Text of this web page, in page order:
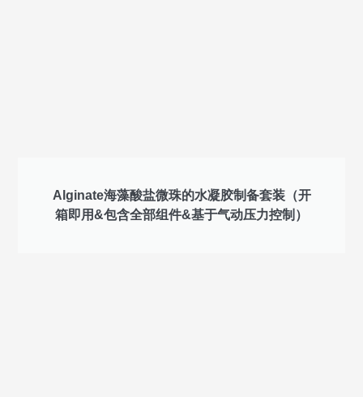
Alginate海藻酸盐微珠的水凝胶制备套装（开
箱即用&包含全部组件&基于气动压力控制）